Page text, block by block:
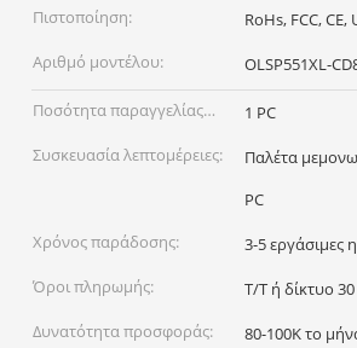
Πιστοποίηση:
RoHs, FCC, CE,
Αριθμό μοντέλου:
OLSP551XL-
Ποσότητα παραγγελίας
min:
1 PC
Συσκευασία λεπτομέρειες:
Παλέτα
PC
Χρόνος παράδοσης:
3-5 εργάσιμες
Όροι πληρωμής:
T/T ή δίκτυο
Δυνατότητα προσφοράς:
80-100K το